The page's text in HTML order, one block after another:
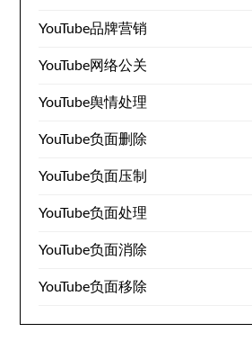
YouTube品牌营销
YouTube网络公关
YouTube舆情处理
YouTube负面删除
YouTube负面压制
YouTube负面处理
YouTube负面消除
YouTube负面移除